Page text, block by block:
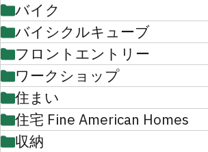
バイク
バイシクルキューブ
フロントエントリー
ワークショップ
住まい
住宅 Fine American Homes
収納